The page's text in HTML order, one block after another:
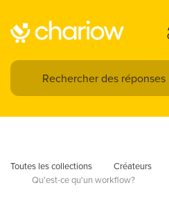
Toutes les collections Créateurs
Qu'est-ce qu'un workflow?